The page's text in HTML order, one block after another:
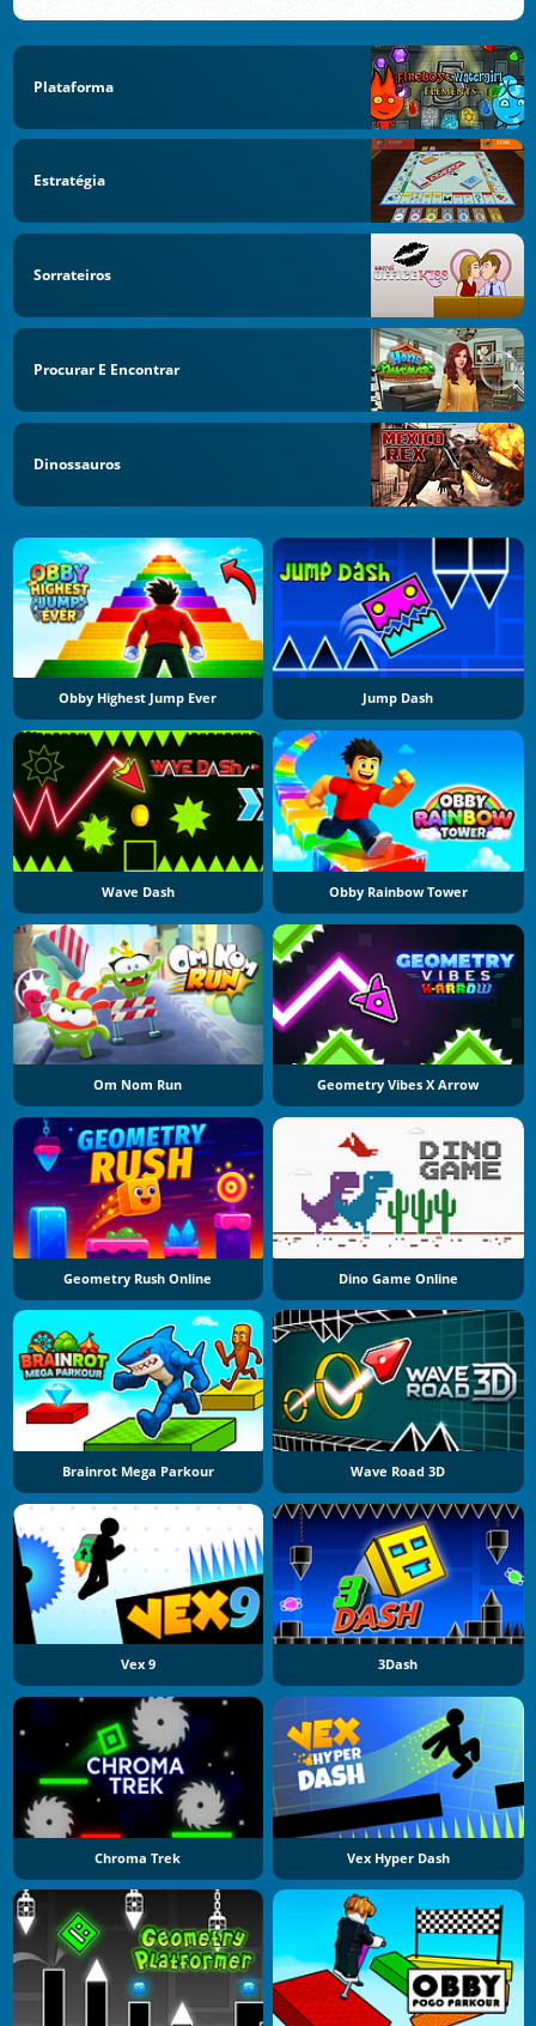
Plataforma
Estratégia
Sorrateiros
Procurar E Encontrar
Dinossauros
Obby Highest Jump Ever Jump Dash
Wave Dash Obby Rainbow Tower
Om Nom Run Geometry Vibes X Arrow
Geometry Rush Online Dino Game Online
Brainrot Mega Parkour Wave Road 3D
Vex 9 3Dash
Chroma Trek Vex Hyper Dash